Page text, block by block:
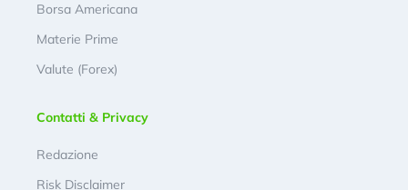
Borsa Americana
Materie Prime
Valute (Forex)
Contatti & Privacy
Redazione
Risk Disclaimer